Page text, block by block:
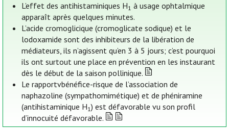
L’effet des antihistaminiques H1 à usage ophtalmique
apparaît après quelques minutes.
L’acide cromoglicique (cromoglicate sodique) et le
lodoxamide sont des inhibiteurs de la libération de
médiateurs, ils n’agissent qu’en 3 à 5 jours; c’est pourquoi
ils ont surtout une place en prévention en les instaurant
dès le début de la saison pollinique.
Le rapportvbénéfice-risque de l’association de
naphazoline (sympathomimétique) et de phéniramine
(antihistaminique H1) est défavorable vu son profil
d’innocuité défavorable.